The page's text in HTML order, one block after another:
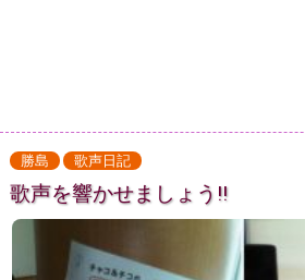
勝島 歌声日記
歌声を響かせましょう!!